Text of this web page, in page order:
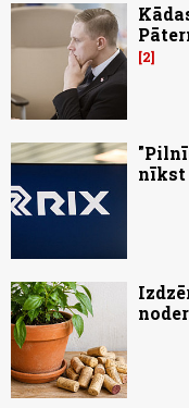
2
nīkst